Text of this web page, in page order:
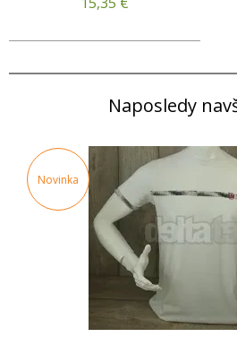
Naposledy
Novinka